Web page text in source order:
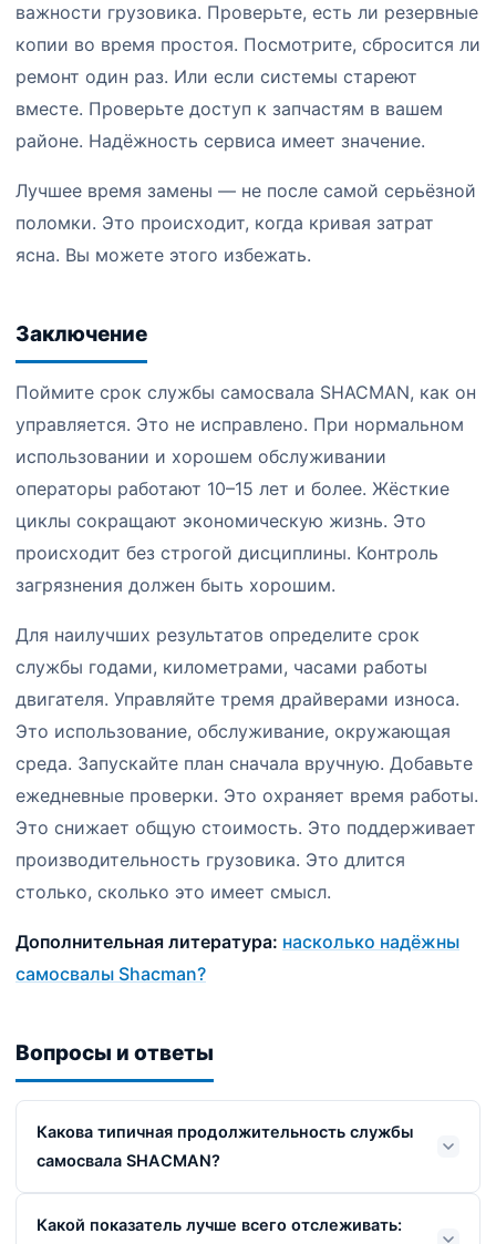
важности грузовика. Проверьте, есть ли резервные
копии во время простоя. Посмотрите, сбросится ли
ремонт один раз. Или если системы стареют
вместе. Проверьте доступ к запчастям в вашем
районе. Надёжность сервиса имеет значение.
Лучшее время замены — не после самой серьёзной
поломки. Это происходит, когда кривая затрат
ясна. Вы можете этого избежать.
Заключение
Поймите срок службы самосвала SHACMAN, как он
управляется. Это не исправлено. При нормальном
использовании и хорошем обслуживании
операторы работают 10–15 лет и более. Жёсткие
циклы сокращают экономическую жизнь. Это
происходит без строгой дисциплины. Контроль
загрязнения должен быть хорошим.
Для наилучших результатов определите срок
службы годами, километрами, часами работы
двигателя. Управляйте тремя драйверами износа.
Это использование, обслуживание, окружающая
среда. Запускайте план сначала вручную. Добавьте
ежедневные проверки. Это охраняет время работы.
Это снижает общую стоимость. Это поддерживает
производительность грузовика. Это длится
столько, сколько это имеет смысл.
Дополнительная литература: насколько надёжны
самосвалы Shacman?
Вопросы и ответы
Какова типичная продолжительность службы
самосвала SHACMAN?
Какой показатель лучше всего отслеживать: